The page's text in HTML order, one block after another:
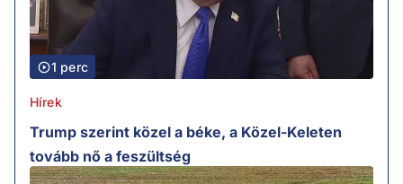
1 perc
Hírek
Trump szerint közel a béke, a Közel-Keleten
tovább nő a feszültség